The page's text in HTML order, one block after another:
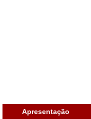
Apresentação